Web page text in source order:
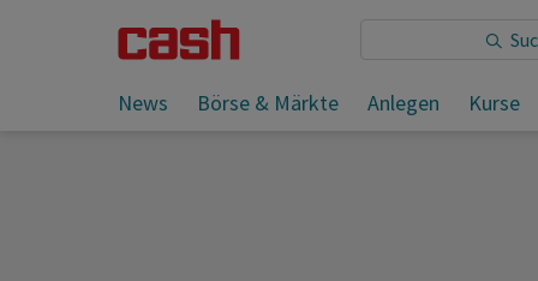
News Börse & Märkte Anlegen Kurse
Sie lesen: